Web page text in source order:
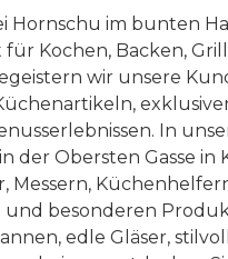
Hornschu im bunten
für Kochen, Backen,
wir unsere
In
der Obersten Gasse in
Messern,
und besonderen
edle Gläser,